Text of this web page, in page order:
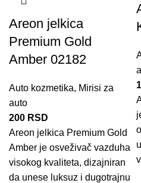
Areon jelkica
Premium Gold
Amber 02182
Auto kozmetika, Mirisi za
auto
200 RSD
Areon jelkica Premium Gold
Amber je osveživač vazduha
visokog kvaliteta, dizajniran
da unese luksuz i dugotrajnu